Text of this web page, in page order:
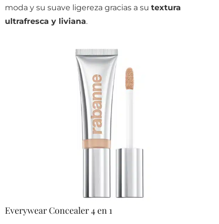
moda y su suave ligereza gracias a su textura
ultrafresca y liviana.
Everywear Concealer 4 en 1